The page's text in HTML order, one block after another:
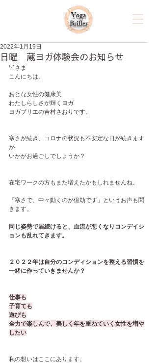
Yoga
Briller
日曜 蔵ヨガ体験会のお知らせ
2022年1月19日
皆さま
こんにちは。
おとな女性の健康美
わたしらしさが輝くヨガ
ヨガブリエの吉村さおりです。
寒さが続き、コロナの状況も不安定な日が続きます
が
いかがお過ごしでしょうか？
在宅ワークの方もまた増えたかもしれませんね。
「寒さで、中々動くのが億劫です」というお声も聞
きます。
同じ姿勢で居続けると、血流が悪くなりコンデイシ
ョンも乱れてきます。
２０２２年は自分のコンディションを整える習慣を
一緒に作っていきませんか？
仕事も
子育ても
遊びも
全力で楽しんで、美しく年を重ねていく女性を増や
したい
私の想いはここにあります。